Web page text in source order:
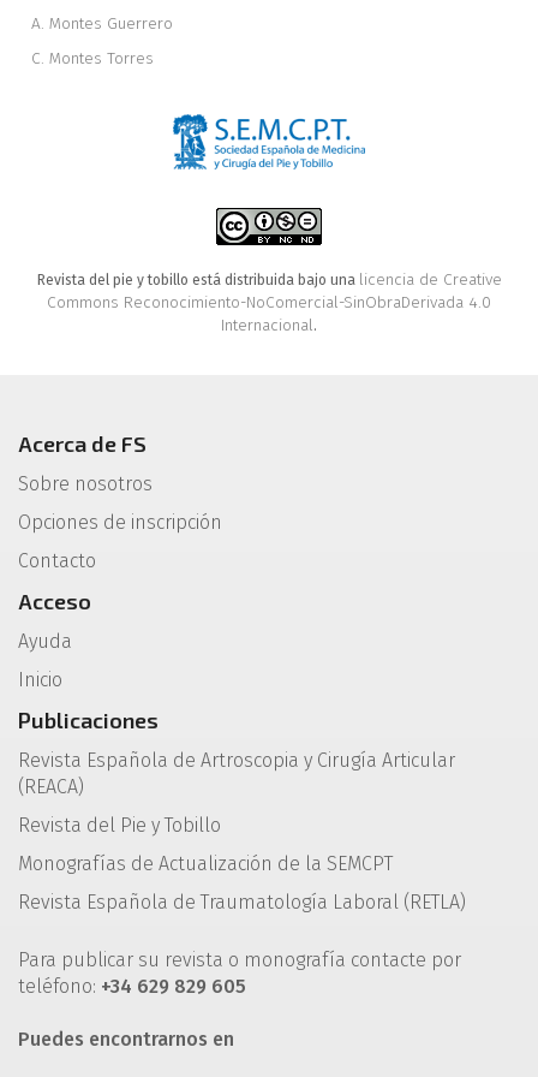
A. Montes Guerrero
C. Montes Torres
Revista del pie y tobillo está distribuida bajo una licencia de Creative
Commons Reconocimiento-NoComercial-SinObraDerivada 4.0
Internacional.
Acerca de FS
Sobre nosotros
Opciones de inscripción
Contacto
Acceso
Ayuda
Inicio
Publicaciones
Revista Española de Artroscopia y Cirugía Articular
(REACA)
Revista del Pie y Tobillo
Monografías de Actualización de la SEMCPT
Revista Española de Traumatología Laboral (RETLA)
Para publicar su revista o monografía contacte por
teléfono: +34 629 829 605
Puedes encontrarnos en